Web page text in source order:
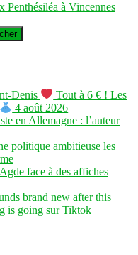
Penthésiléa à Vincennes
Denis
Tout à 6 € ! Les
4 août 2026
en Allemagne : l’auteur
politique ambitieuse les
face à des affiches
brand new after this
is going sur Tiktok